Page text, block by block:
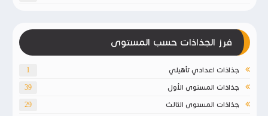
فرز الجذاذات حسب المستوى
جذاذات اعدادي تأهيلي 1
جذاذات المستوى الأول 39
جذاذات المستوى الثالث 29